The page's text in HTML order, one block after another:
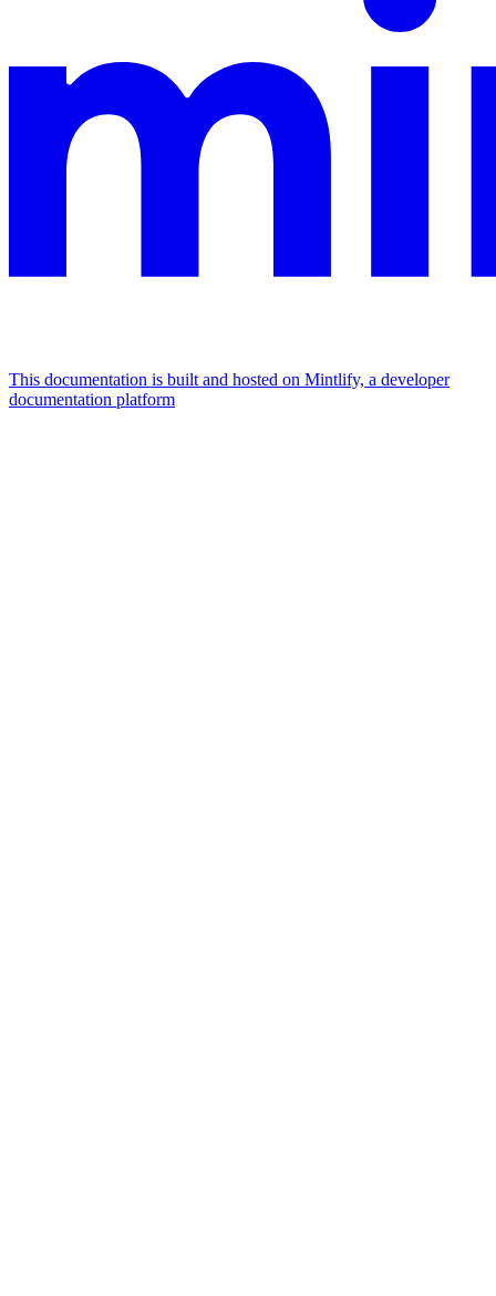
This documentation is built and hosted on Mintlify, a developer
documentation platform